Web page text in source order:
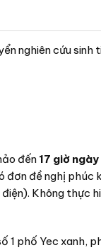
nghiên cứu sinh
đến17 giờ
đơn đề nghị phúc
Không thực
1 phố Yec xanh,